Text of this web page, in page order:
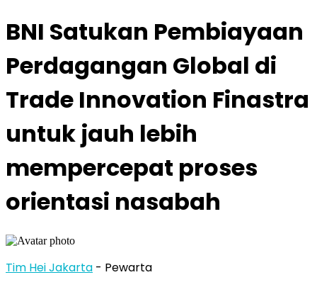
BNI Satukan Pembiayaan
Perdagangan Global di
Trade Innovation Finastra
untuk jauh lebih
mempercepat proses
orientasi nasabah
Tim Hei Jakarta - Pewarta